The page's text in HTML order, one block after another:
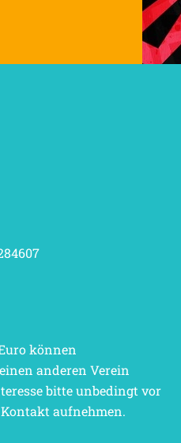
können
anderen Verein
bitte unbedingt vor
aufnehmen.